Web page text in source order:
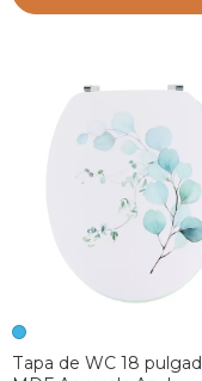
Tapa de WC 18